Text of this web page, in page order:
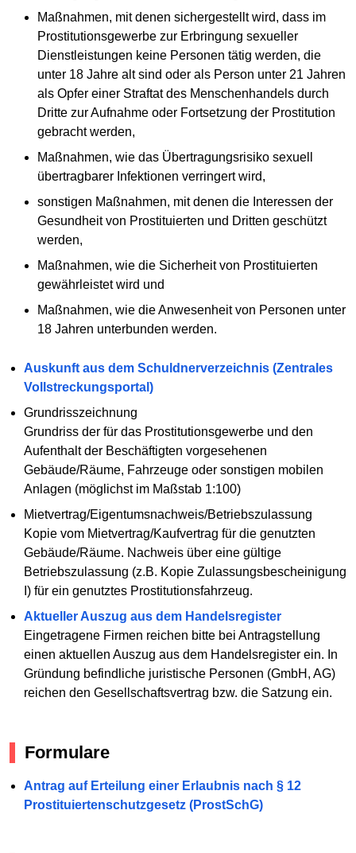
Maßnahmen, mit denen sichergestellt wird, dass im
Prostitutionsgewerbe zur Erbringung sexueller
Dienstleistungen keine Personen tätig werden, die
unter 18 Jahre alt sind oder als Person unter 21 Jahren
als Opfer einer Straftat des Menschenhandels durch
Dritte zur Aufnahme oder Fortsetzung der Prostitution
gebracht werden,
Maßnahmen, wie das Übertragungsrisiko sexuell
übertragbarer Infektionen verringert wird,
sonstigen Maßnahmen, mit denen die Interessen der
Gesundheit von Prostituierten und Dritten geschützt
werden,
Maßnahmen, wie die Sicherheit von Prostituierten
gewährleistet wird und
Maßnahmen, wie die Anwesenheit von Personen unter
18 Jahren unterbunden werden.
Auskunft aus dem Schuldnerverzeichnis (Zentrales
Vollstreckungsportal)
Grundrisszeichnung
Grundriss der für das Prostitutionsgewerbe und den
Aufenthalt der Beschäftigten vorgesehenen
Gebäude/Räume, Fahrzeuge oder sonstigen mobilen
Anlagen (möglichst im Maßstab 1:100)
Mietvertrag/Eigentumsnachweis/Betriebszulassung
Kopie vom Mietvertrag/Kaufvertrag für die genutzten
Gebäude/Räume. Nachweis über eine gültige
Betriebszulassung (z.B. Kopie Zulassungsbescheinigung
I) für ein genutztes Prostitutionsfahrzeug.
Aktueller Auszug aus dem Handelsregister
Eingetragene Firmen reichen bitte bei Antragstellung
einen aktuellen Auszug aus dem Handelsregister ein. In
Gründung befindliche juristische Personen (GmbH, AG)
reichen den Gesellschaftsvertrag bzw. die Satzung ein.
Formulare
Antrag auf Erteilung einer Erlaubnis nach § 12
Prostituiertenschutzgesetz (ProstSchG)